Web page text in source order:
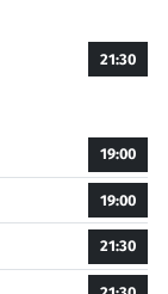
21:30
19:00
19:00
21:30